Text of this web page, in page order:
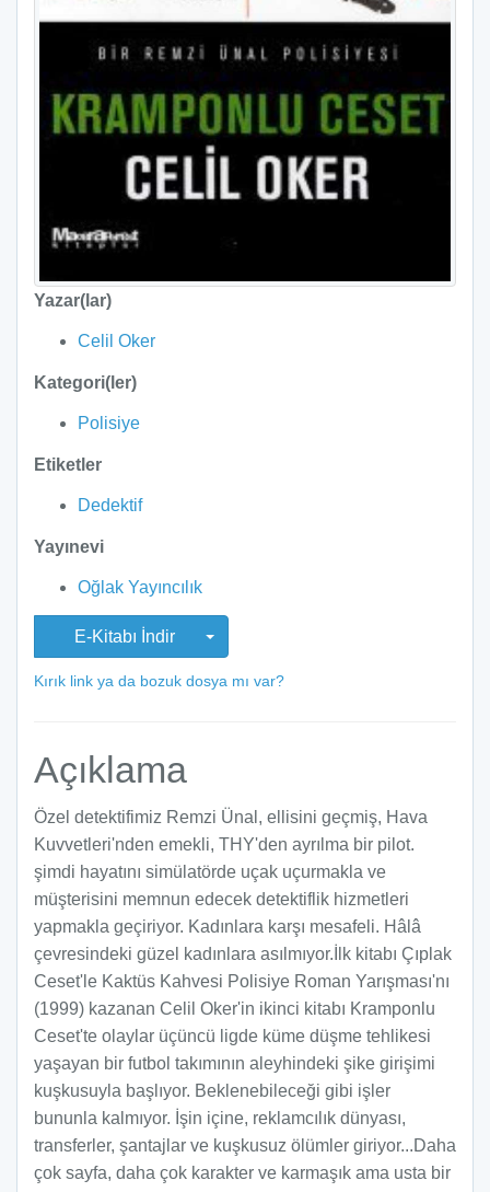
Yazar(lar)
Celil Oker
Kategori(ler)
Polisiye
Etiketler
Dedektif
Yayınevi
Oğlak Yayıncılık
E-Kitabı İndir
Kırık link ya da bozuk dosya mı var?
Açıklama
Özel detektifimiz Remzi Ünal, ellisini geçmiş, Hava
Kuvvetleri'nden emekli, THY'den ayrılma bir pilot.
şimdi hayatını simülatörde uçak uçurmakla ve
müşterisini memnun edecek detektiflik hizmetleri
yapmakla geçiriyor. Kadınlara karşı mesafeli. Hâlâ
çevresindeki güzel kadınlara asılmıyor.İlk kitabı Çıplak
Ceset'le Kaktüs Kahvesi Polisiye Roman Yarışması'nı
(1999) kazanan Celil Oker'in ikinci kitabı Kramponlu
Ceset'te olaylar üçüncü ligde küme düşme tehlikesi
yaşayan bir futbol takımının aleyhindeki şike girişimi
kuşkusuyla başlıyor. Beklenebileceği gibi işler
bununla kalmıyor. İşin içine, reklamcılık dünyası,
transferler, şantajlar ve kuşkusuz ölümler giriyor...Daha
çok sayfa, daha çok karakter ve karmaşık ama usta bir